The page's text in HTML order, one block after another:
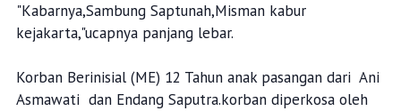
"Kabarnya,Sambung Saptunah,Misman kabur
kejakarta,"ucapnya panjang lebar.
Korban Berinisial (ME) 12 Tahun anak pasangan dari Ani
Asmawati dan Endang Saputra.korban diperkosa oleh